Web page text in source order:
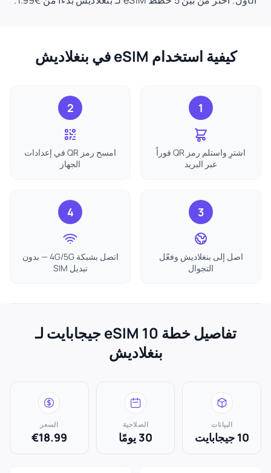
كيفية استخدام eSIM في بنغلاديش
1
اشترِ واستلم رمز QR فوراً
عبر البريد
2
امسح رمز QR في إعدادات
الجهاز
3
اصل إلى بنغلاديش وفعّل
التجوال
4
اتصل بشبكة 4G/5G — بدون
تبديل SIM
تفاصيل خطة eSIM 10 جيجابايت لـ
بنغلاديش
البيانات
10 جيجابايت
الصلاحية
30 يومًا
السعر
€18.99